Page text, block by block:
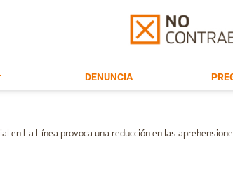
DENUNCIA
en La Línea provoca una reducción en las